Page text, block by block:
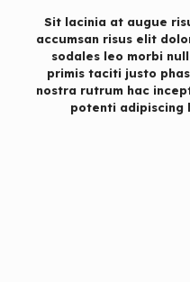
Sit lacinia at augue
accumsan risus elit
sodales leo morbi
primis taciti justo
nostra rutrum hac
potenti adipiscing